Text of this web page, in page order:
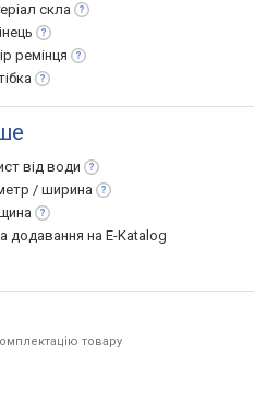
скла
ремінця
від води
/ ширина
додавання на E-Katalog
товару